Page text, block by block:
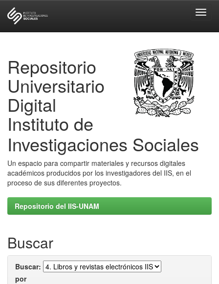
Repositorio
Universitario
Digital
Instituto de
Investigaciones Sociales
Un espacio para compartir materiales y recursos digitales
académicos producidos por los investigadores del IIS, en el
proceso de sus diferentes proyectos.
Repositorio del IIS-UNAM
Buscar
Buscar:
por